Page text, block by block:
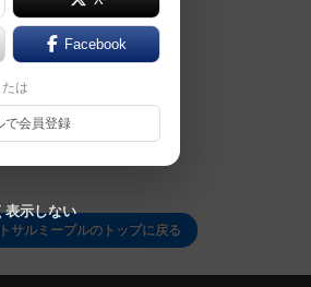
サルミープルのトップに戻る
Facebook
たは
で会員登録
表示しない